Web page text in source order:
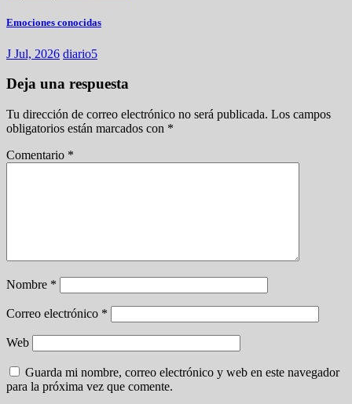
Emociones conocidas
J Jul, 2026 diario5
Deja una respuesta
Tu dirección de correo electrónico no será publicada. Los campos
obligatorios están marcados con *
Comentario *
Nombre *
Correo electrónico *
Web
Guarda mi nombre, correo electrónico y web en este navegador
para la próxima vez que comente.